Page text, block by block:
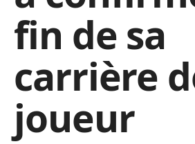
fin de sa
carrière
joueur